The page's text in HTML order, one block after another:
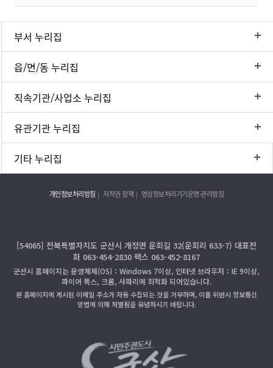
부서 누리집
읍/면/동 누리집
직속기관/사업소 누리집
유관기관 누리집
기타 누리집
개인정보처리방침 저작권 정책 영상정보처리기기운영·관리방침
[54065] 전북특별자치도 군산시 개정면 운회길 32(운회리 633-7) 대표전
화 063-454-2830 팩스 063-452-8167
군산시 홈페이지는 운영체제(OS)：Windows 7이상, 인터넷 브라우저：IE 9이상,
파이어 폭스, 크롬, 사파리에 최적화 되어있습니다.
본 홈페이지에 게시된 이메일 주소가 자동 수집되는 것을 거부하며, 이를 위반시 정보통신
망법에 의해 처벌됨을 유념하시기 바랍니다.